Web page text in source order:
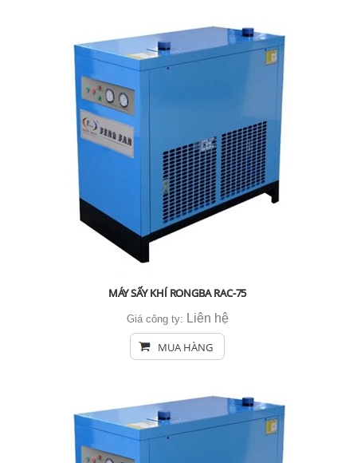
MÁY SẤY KHÍ RONGBA RAC-75
Giá công ty: Liên hệ
MUA HÀNG